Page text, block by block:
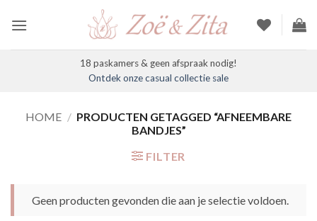
naar
18 paskamers & geen afspraak nodig!
Ontdek onze casual collectie sale
HOME / PRODUCTEN GETAGGED “AFNEEMBARE
BANDJES”
FILTER
Geen producten gevonden die aan je selectie voldoen.